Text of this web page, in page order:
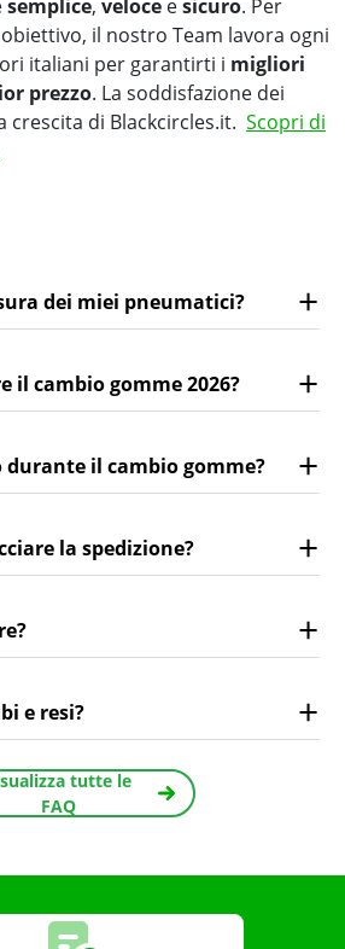
semplice, veloce esicuro. Per
il nostro Team lavora ogni
italiani per garantirti i migliori
prezzo. La soddisfazione dei
crescita di Blackcircles.it. Scopri di
dei miei pneumatici?
il cambio gomme 2026?
durante il cambio gomme?
la spedizione?
e resi?
tutte le
FAQ